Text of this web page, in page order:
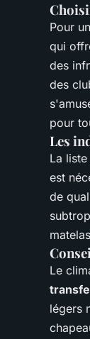
Pour un
qui
des
des
pour
Les
La
est
de
Le
légers